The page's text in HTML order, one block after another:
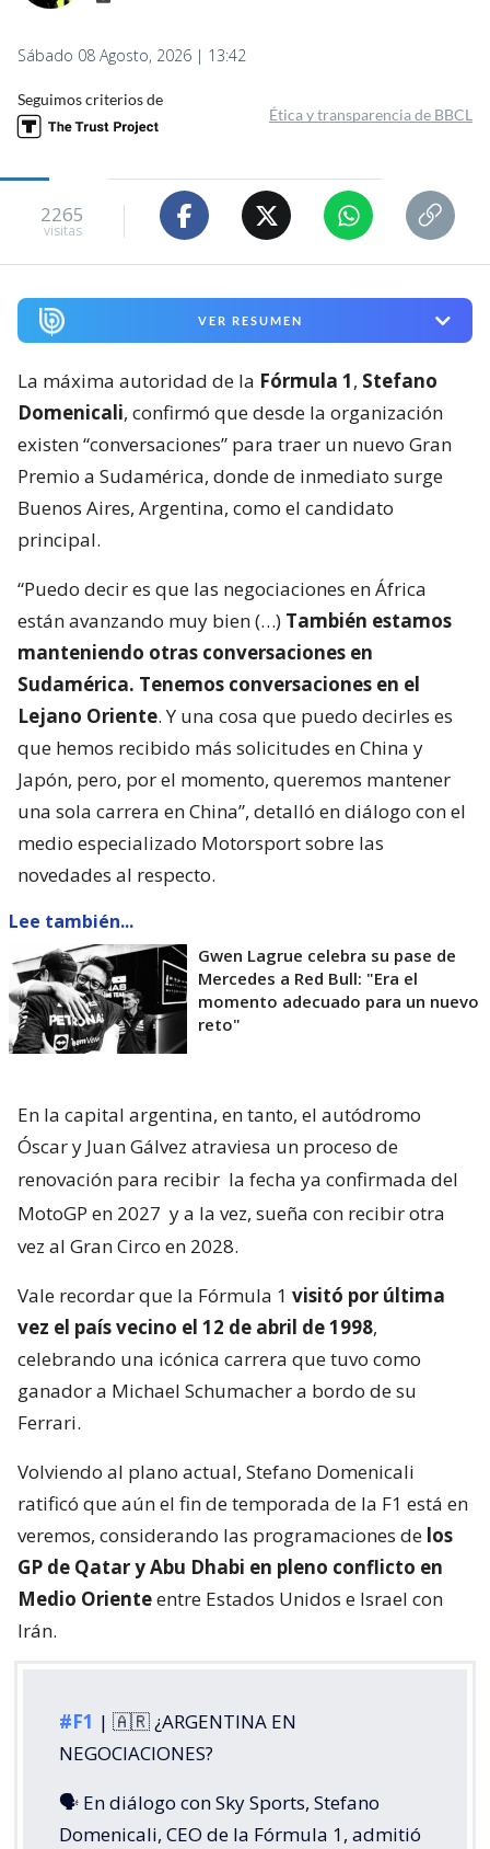
Sábado 08 Agosto, 2026 | 13:42
Seguimos criterios de
Ética y transparencia de BBCL
2265
visitas
VER RESUMEN
La máxima autoridad de la Fórmula 1, Stefano
Domenicali, confirmó que desde la organización
existen “conversaciones” para traer un nuevo Gran
Premio a Sudamérica, donde de inmediato surge
Buenos Aires, Argentina, como el candidato
principal.
“Puedo decir es que las negociaciones en África
están avanzando muy bien (…) También estamos
manteniendo otras conversaciones en
Sudamérica. Tenemos conversaciones en el
Lejano Oriente. Y una cosa que puedo decirles es
que hemos recibido más solicitudes en China y
Japón, pero, por el momento, queremos mantener
una sola carrera en China”, detalló en diálogo con el
medio especializado Motorsport sobre las
novedades al respecto.
Lee también...
Gwen Lagrue celebra su pase de
Mercedes a Red Bull: "Era el
momento adecuado para un nuevo
reto"
En la capital argentina, en tanto, el autódromo
Óscar y Juan Gálvez atraviesa un proceso de
renovación para recibir la fecha ya confirmada del
MotoGP en 2027 y a la vez, sueña con recibir otra
vez al Gran Circo en 2028.
Vale recordar que la Fórmula 1 visitó por última
vez el país vecino el 12 de abril de 1998,
celebrando una icónica carrera que tuvo como
ganador a Michael Schumacher a bordo de su
Ferrari.
Volviendo al plano actual, Stefano Domenicali
ratificó que aún el fin de temporada de la F1 está en
veremos, considerando las programaciones de los
GP de Qatar y Abu Dhabi en pleno conflicto en
Medio Orienteentre Estados Unidos e Israel con
Irán.
#F1 | 🇦🇷 ¿ARGENTINA EN
NEGOCIACIONES?
🗣️ En diálogo con Sky Sports, Stefano
Domenicali, CEO de la Fórmula 1, admitió